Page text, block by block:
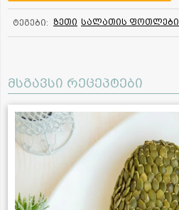
ტეგები: ზეთი სალათის ფოთლები
მსგავსი რეცეპტები